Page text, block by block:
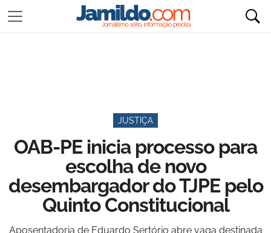
JUSTIÇA
OAB-PE inicia processo para
escolha de novo
desembargador do TJPE pelo
Quinto Constitucional
Aposentadoria de Eduardo Sertório abre vaga destinada